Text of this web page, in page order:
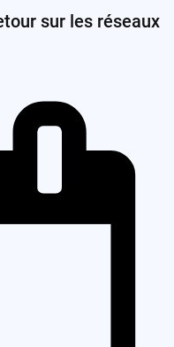
sur les réseaux